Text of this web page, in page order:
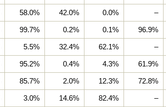
58.0% 42.0% 0.0% –
99.7% 0.2% 0.1% 96.9%
5.5% 32.4% 62.1% –
95.2% 0.4% 4.3% 61.9%
85.7% 2.0% 12.3% 72.8%
3.0% 14.6% 82.4% –